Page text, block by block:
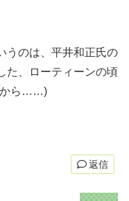
うのは、平井和正氏の
た、ローティーンの頃
から……)
返信